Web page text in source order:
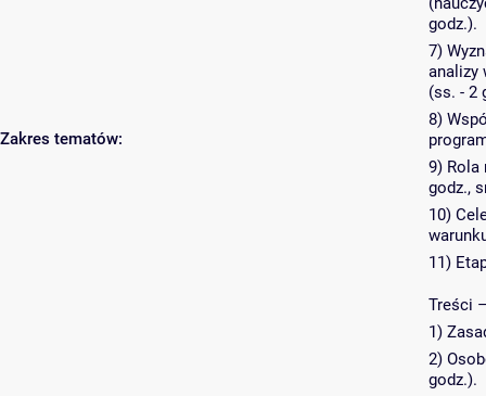
Zakres tematów:
godz.).
7)
analizy
(ss. - 2
8)
9) Rola
godz.,
10)
11)
Treści
1)
2)
godz.).